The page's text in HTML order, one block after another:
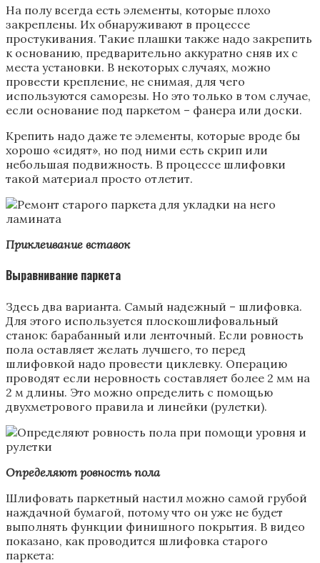
На полу всегда есть элементы, которые плохо
закреплены. Их обнаруживают в процессе
простукивания. Такие плашки также надо закрепить
к основанию, предварительно аккуратно сняв их с
места установки. В некоторых случаях, можно
провести крепление, не снимая, для чего
используются саморезы. Но это только в том случае,
если основание под паркетом – фанера или доски.
Крепить надо даже те элементы, которые вроде бы
хорошо «сидят», но под ними есть скрип или
небольшая подвижность. В процессе шлифовки
такой материал просто отлетит.
Приклеивание вставок
Выравнивание паркета
Здесь два варианта. Самый надежный – шлифовка.
Для этого используется плоскошлифовальный
станок: барабанный или ленточный. Если ровность
пола оставляет желать лучшего, то перед
шлифовкой надо провести циклевку. Операцию
проводят если неровность составляет более 2 мм на
2 м длины. Это можно определить с помощью
двухметрового правила и линейки (рулетки).
Определяют ровность пола
Шлифовать паркетный настил можно самой грубой
наждачной бумагой, потому что он уже не будет
выполнять функции финишного покрытия. В видео
показано, как проводится шлифовка старого
паркета: